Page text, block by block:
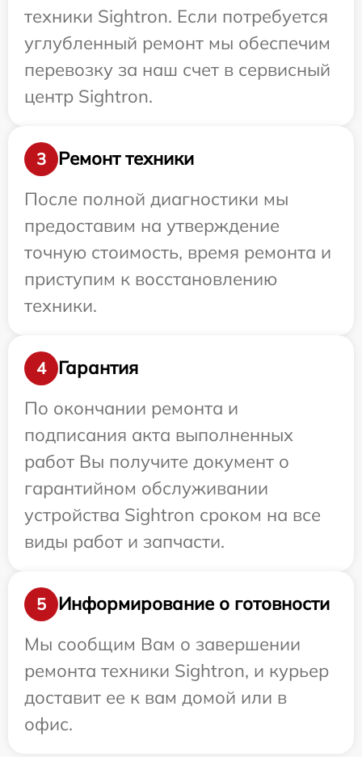
техники Sightron. Если потребуется
углубленный ремонт мы обеспечим
перевозку за наш счет в сервисный
центр Sightron.
3
Ремонт техники
После полной диагностики мы
предоставим на утверждение
точную стоимость, время ремонта и
приступим к восстановлению
техники.
4
Гарантия
По окончании ремонта и
подписания акта выполненных
работ Вы получите документ о
гарантийном обслуживании
устройства Sightron сроком на все
виды работ и запчасти.
5
Информирование о готовности
Мы сообщим Вам о завершении
ремонта техники Sightron, и курьер
доставит ее к вам домой или в
офис.